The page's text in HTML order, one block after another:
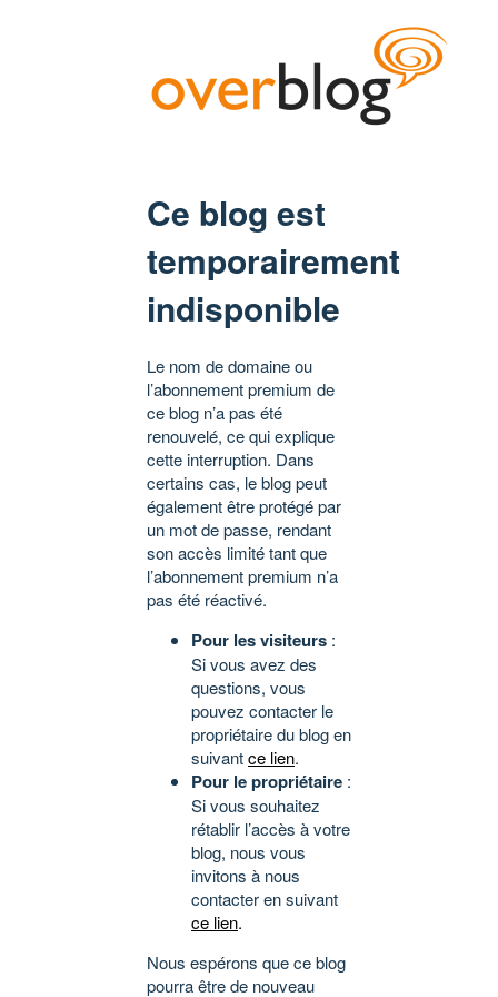
Ce blog est
temporairement
indisponible
Le nom de domaine ou
l’abonnement premium de
ce blog n’a pas été
renouvelé, ce qui explique
cette interruption. Dans
certains cas, le blog peut
également être protégé par
un mot de passe, rendant
son accès limité tant que
l’abonnement premium n’a
pas été réactivé.
Pour les visiteurs :
Si vous avez des
questions, vous
pouvez contacter le
propriétaire du blog en
suivantce lien.
Pour le propriétaire :
Si vous souhaitez
rétablir l’accès à votre
blog, nous vous
invitons à nous
contacter en suivant
ce lien.
Nous espérons que ce blog
pourra être de nouveau